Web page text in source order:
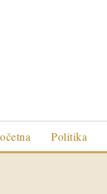
Politika